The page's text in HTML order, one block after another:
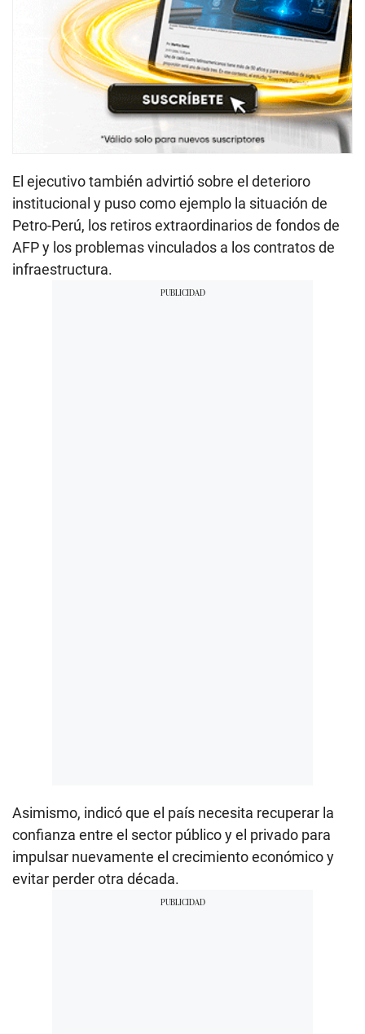
El ejecutivo también advirtió sobre el deterioro
institucional y puso como ejemplo la situación de
Petro-Perú, los retiros extraordinarios de fondos de
AFP y los problemas vinculados a los contratos de
infraestructura.
Asimismo, indicó que el país necesita recuperar la
confianza entre el sector público y el privado para
impulsar nuevamente el crecimiento económico y
evitar perder otra década.